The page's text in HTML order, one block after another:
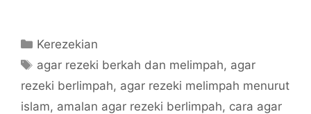
Categories
Kerezekian
Tags
agar rezeki berkah dan melimpah, agar
rezeki berlimpah, agar rezeki melimpah menurut
islam, amalan agar rezeki berlimpah, cara agar